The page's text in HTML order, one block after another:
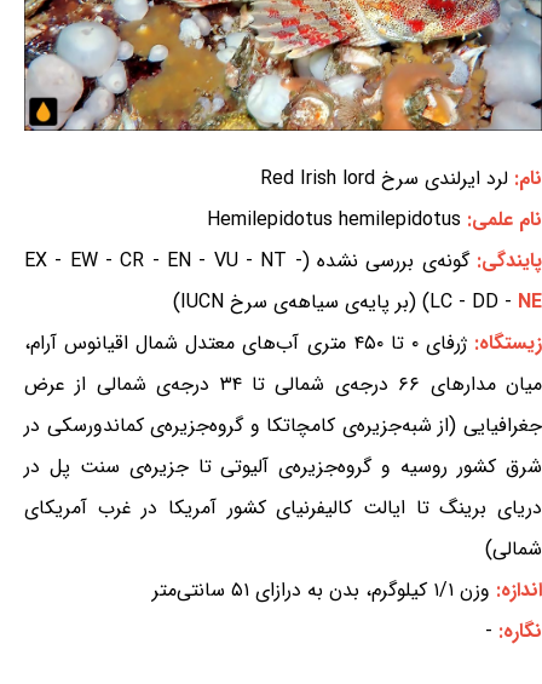
نام: لرد ایرلندی سرخ Red Irish lord
نام علمی: Hemilepidotus hemilepidotus
پایندگی:
گونه‌ی بررسی نشده (EX - EW - CR - EN - VU - NT -
LC - DD - NE
) (بر پایه‌ی سیاهه‌ی سرخ IUCN)
زیستگاه:
ژرفای ۰ تا ۴۵۰ متری آب‌های معتدل شمال اقیانوس آرام،
میان مدارهای ۶۶ درجه‌ی شمالی تا ۳۴ درجه‌ی شمالی از عرض
جغرافیایی (از شبه‌جزیره‌ی کامچاتکا و گروه‌جزیره‌ی کماندورسکی در
شرق کشور روسیه و گروه‌جزیره‌ی آلیوتی تا جزیره‌ی سنت پل در
دریای برینگ تا ایالت کالیفرنیای کشور آمریکا در غرب آمریکای
شمالی)
اندازه: وزن ۱/۱ کیلوگرم، بدن به درازای ۵۱ سانتی‌متر
نگاره: -